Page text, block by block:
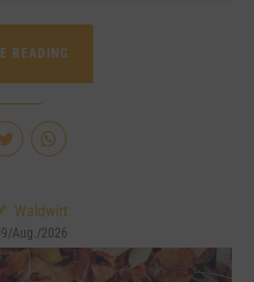
READING
Waldwirt
Aug./2026